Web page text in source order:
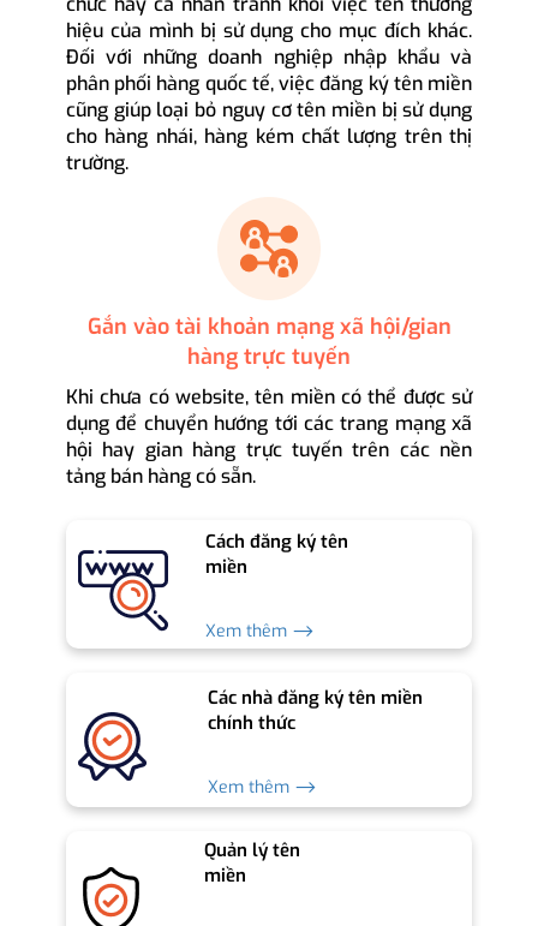
hiệu của mình bị sử dụng cho mục đích khác.
Đối với những doanh nghiệp nhập khẩu và
phân phối hàng quốc tế, việc đăng ký tên miền
cũng giúp loại bỏ nguy cơ tên miền bị sử dụng
cho hàng nhái, hàng kém chất lượng trên thị
trường.
Gắn vào tài khoản mạng xã hội/gian
hàng trực tuyến
Khi chưa có website, tên miền có thể được sử
dụng để chuyển hướng tới các trang mạng xã
hội hay gian hàng trực tuyến trên các nền
tảng bán hàng có sẵn.
Cách đăng ký tên
miền
Xem thêm ⟶
Các nhà đăng ký tên miền
chính thức
Xem thêm ⟶
Quản lý tên
miền